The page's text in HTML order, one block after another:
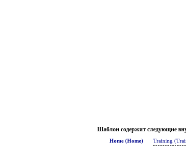
Шаблон содержит следующие
Home (Home) Training